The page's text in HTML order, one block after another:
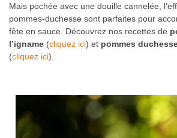
Mais pochée avec une douille cannelée,
pommes-duchesse sont parfaites pour
fête en sauce. Découvrez nos recettes de
l’igname (cliquez ici) et pommes
(cliquez ici).